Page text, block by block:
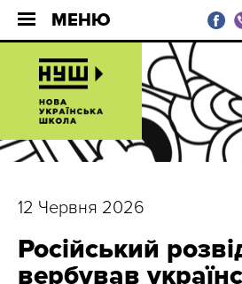
МЕНЮ
12 Червня 2026
Російський
вербував